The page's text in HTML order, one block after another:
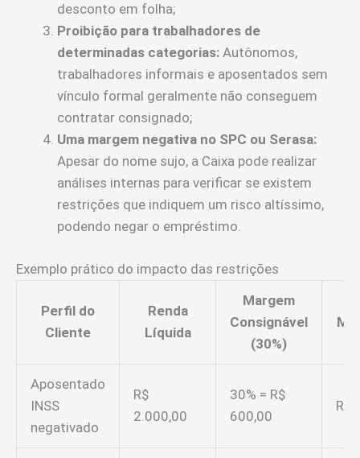
desconto em folha;
Proibição para trabalhadores de
determinadas categorias: Autônomos,
trabalhadores informais e aposentados sem
vínculo formal geralmente não conseguem
contratar consignado;
Uma margem negativa no SPC ou Serasa:
Apesar do nome sujo, a Caixa pode realizar
análises internas para verificar se existem
restrições que indiquem um risco altíssimo,
podendo negar o empréstimo.
Exemplo prático do impacto das restrições
Perfil do
Cliente
Renda
Líquida
Margem
Consignável
(30%)
Aposentado
INSS
negativado
R$
2.000,00
30% = R$
600,00
R$